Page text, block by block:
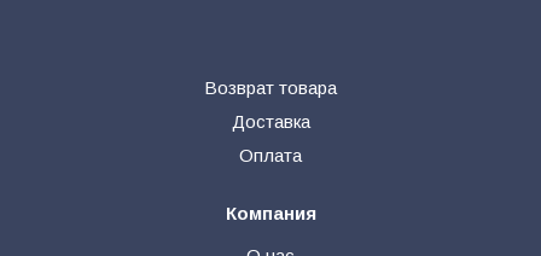
Возврат товара
Доставка
Оплата
Компания